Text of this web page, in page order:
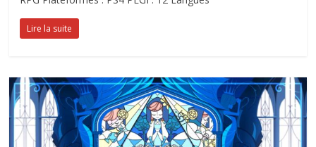
Lire la suite